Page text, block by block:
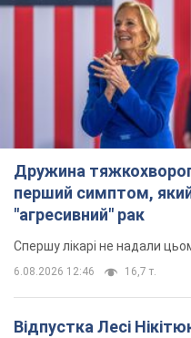
Дружина
перший симптом, який
"агресивний" рак
Спершу лікарі не надали
6.08.2026 12:46 16,7 т.
Відпустка Лесі